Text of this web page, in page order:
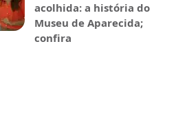
acolhida: a história do
Museu de Aparecida;
confira